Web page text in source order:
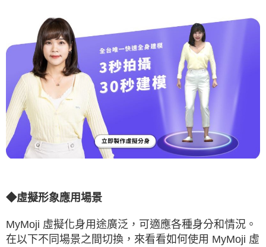
◆虛擬形象應用場景
MyMoji 虛擬化身用途廣泛，可適應各種身分和情況。
在以下不同場景之間切換，來看看如何使用 MyMoji 虛